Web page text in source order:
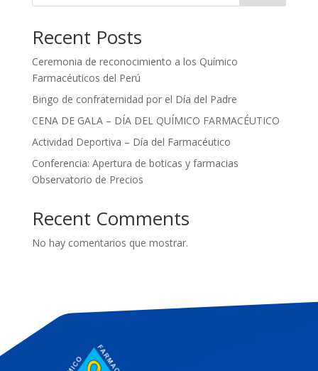
Recent Posts
Ceremonia de reconocimiento a los Químico
Farmacéuticos del Perú
Bingo de confraternidad por el Día del Padre
CENA DE GALA – DÍA DEL QUÍMICO FARMACÉUTICO
Actividad Deportiva – Día del Farmacéutico
Conferencia: Apertura de boticas y farmacias
Observatorio de Precios
Recent Comments
No hay comentarios que mostrar.